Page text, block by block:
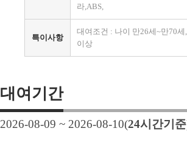
라,ABS,
특이사항
대여조건 : 나이 만26세~만70세
이상
대여기간
2026-08-09 ~ 2026-08-10(24시간기준